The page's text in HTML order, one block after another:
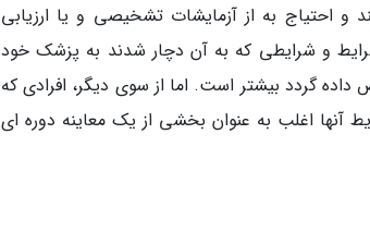
و احتیاج به از آزمایشات تشخیصی و یا ارزیابی
و شرایطی که به آن دچار شدند به پزشک خود
گردد بیشتر است. اما از سوی دیگر، افرادی که
آنها اغلب به عنوان بخشی از یک معاینه دوره ای